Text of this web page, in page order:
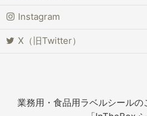
Instagram
X（旧Twitter）
業務用・食品用ラベルシールの